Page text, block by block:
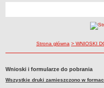
Lokalizacja
Zadania publiczne
Związki i stowarzyszenia
Sołectwa
ścieżka nawigacji
Strona główna > WNIOSKI
Wnioski i formularze do pobrania
Wszystkie druki zamieszczono w